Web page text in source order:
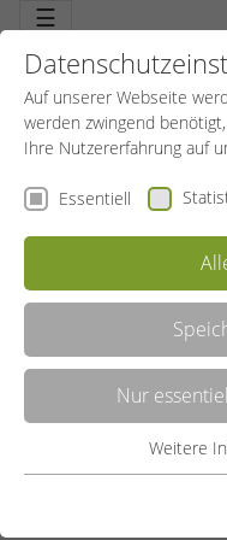
☰
BABYKURSE
PEKiP, wilde Hummeln,
Frühförderung. Das Beste
Auf unserer Webseite
werden zwingend
Ihre Nutzererfahrung auf
Essentiell
Nur
Essentielle Cookies
Weitere